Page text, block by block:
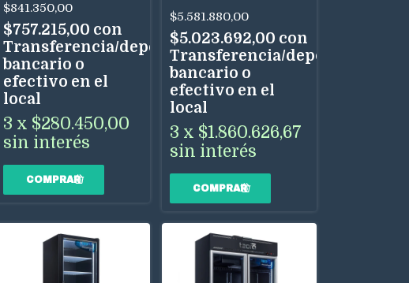
$841.350,00
$757.215,00 con
Transferencia/depósito
bancario o
efectivo en el
local
3 x $280.450,00
sin interés
Inoxidable
$5.581.880,00
$5.023.692,00 con
Transferencia/depósito
bancario o
efectivo en el
local
3 x $1.860.626,67
sin interés